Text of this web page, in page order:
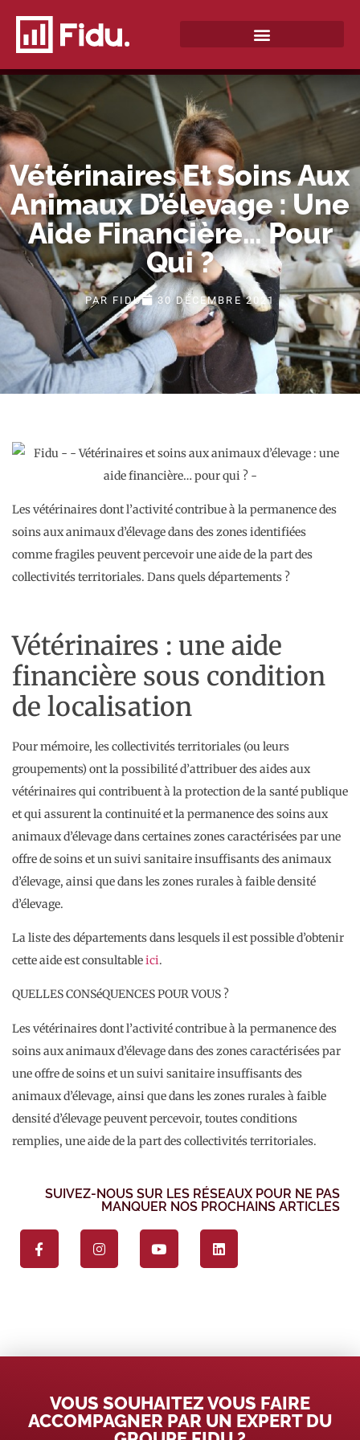
Vétérinaires Et Soins Aux
Animaux D’élevage : Une
Aide Financière… Pour
Qui ?
PAR FIDU 30 DÉCEMBRE 2021
Les vétérinaires dont l’activité contribue à la permanence des
soins aux animaux d’élevage dans des zones identifiées
comme fragiles peuvent percevoir une aide de la part des
collectivités territoriales. Dans quels départements ?
Vétérinaires : une aide
financière sous condition
de localisation
Pour mémoire, les collectivités territoriales (ou leurs
groupements) ont la possibilité d’attribuer des aides aux
vétérinaires qui contribuent à la protection de la santé publique
et qui assurent la continuité et la permanence des soins aux
animaux d’élevage dans certaines zones caractérisées par une
offre de soins et un suivi sanitaire insuffisants des animaux
d’élevage, ainsi que dans les zones rurales à faible densité
d’élevage.
La liste des départements dans lesquels il est possible d’obtenir
cette aide est consultableici.
QUELLES CONSéQUENCES POUR VOUS ?
Les vétérinaires dont l’activité contribue à la permanence des
soins aux animaux d’élevage dans des zones caractérisées par
une offre de soins et un suivi sanitaire insuffisants des
animaux d’élevage, ainsi que dans les zones rurales à faible
densité d’élevage peuvent percevoir, toutes conditions
remplies, une aide de la part des collectivités territoriales.
SUIVEZ-NOUS SUR LES RÉSEAUX POUR NE PAS
MANQUER NOS PROCHAINS ARTICLES
VOUS SOUHAITEZ VOUS FAIRE
ACCOMPAGNER PAR UN EXPERT DU